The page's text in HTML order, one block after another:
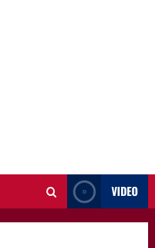
VIDEO